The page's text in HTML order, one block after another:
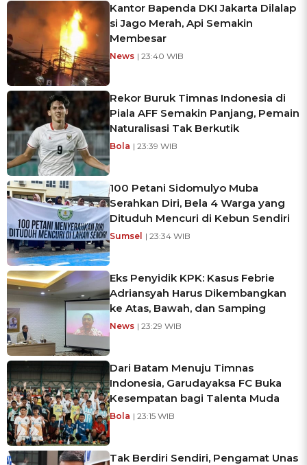
Kantor Bapenda DKI Jakarta Dilalap
si Jago Merah, Api Semakin
Membesar
News | 23:40 WIB
Rekor Buruk Timnas Indonesia di
Piala AFF Semakin Panjang, Pemain
Naturalisasi Tak Berkutik
Bola | 23:39 WIB
100 Petani Sidomulyo Muba
Serahkan Diri, Bela 4 Warga yang
Dituduh Mencuri di Kebun Sendiri
Sumsel | 23:34 WIB
Eks Penyidik KPK: Kasus Febrie
Adriansyah Harus Dikembangkan
ke Atas, Bawah, dan Samping
News | 23:29 WIB
Dari Batam Menuju Timnas
Indonesia, Garudayaksa FC Buka
Kesempatan bagi Talenta Muda
Bola | 23:15 WIB
Tak Berdiri Sendiri, Pengamat Unas